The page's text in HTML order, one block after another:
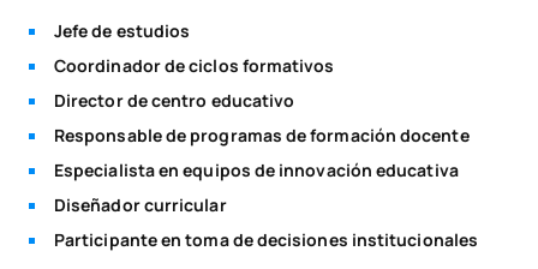
Jefe de estudios
Coordinador de ciclos formativos
Director de centro educativo
Responsable de programas de formación docente
Especialista en equipos de innovación educativa
Diseñador curricular
Participante en toma de decisiones institucionales